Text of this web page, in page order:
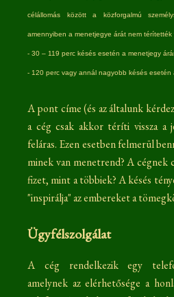
célállomás között a közforgalmú
amennyiben a menetjegye árát nem
- 30 – 119 perc késés esetén a menetjegy
- 120 perc vagy annál nagyobb késés esetén
A pont címe (és az általunk
a cég csak akkor téríti vissza a
feláras. Ezen esetben felmerül
minek van menetrend? A cégnek
fizet, mint a többiek? A késés
"inspirálja" az embereket a
Ügyfélszolgálat
A cég rendelkezik egy
amelynek az elérhetősége a